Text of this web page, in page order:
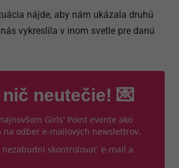
nájde, aby nám ukázala druhú
vykreslila v inom svetle pre danú
neutečie! 💌
Girls' Point evente ako
na odber e-mailových newslettrov.
nezabudni skontrolovať e-mail a